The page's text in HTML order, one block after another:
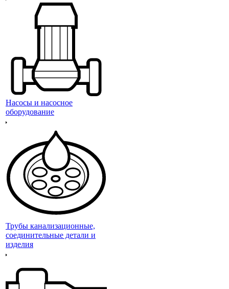
Насосы и насосное
оборудование
Трубы канализационные,
соединительные детали и
изделия